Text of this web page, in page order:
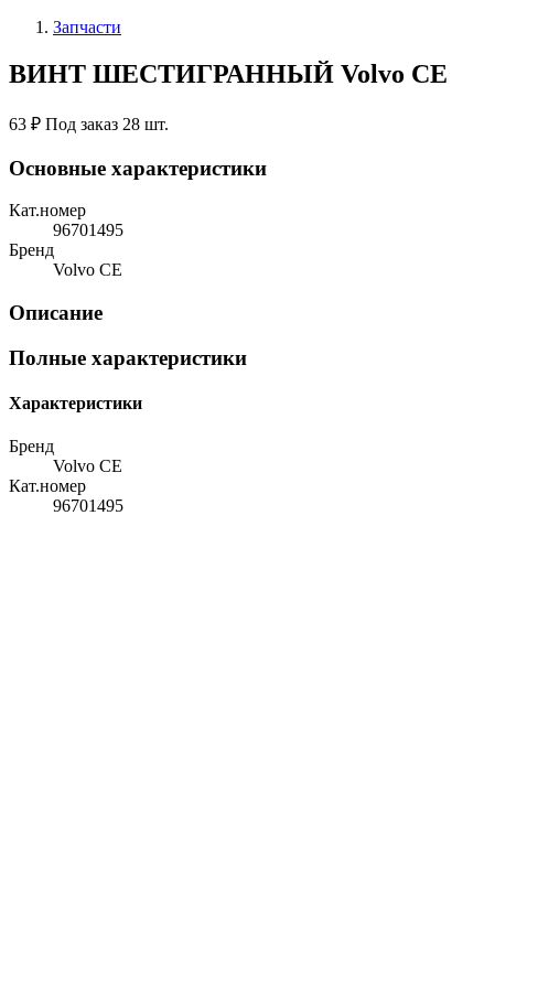
Запчасти
ВИНТ ШЕСТИГРАННЫЙ Volvo CE
63 ₽ Под заказ 28 шт.
Основные характеристики
Кат.номер
96701495
Бренд
Volvo CE
Описание
Полные характеристики
Характеристики
Бренд
Volvo CE
Кат.номер
96701495